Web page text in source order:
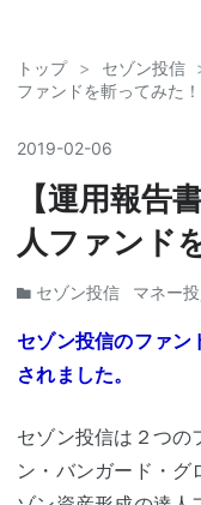
トップ > セゾン投信
ファンドを斬ってみた！
2019-02-06
【運用報告
人ファンド
セゾン投信 マネー
セゾン投信のファン
されました。
セゾン投信は２つの
ン・バンガード・グ